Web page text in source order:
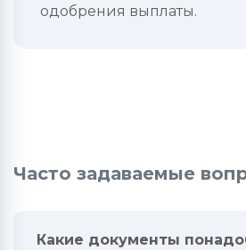
одобрения выплаты.
Часто задаваемые
Какие документы